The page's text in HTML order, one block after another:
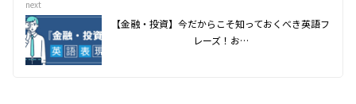
next
【金融・投資】今だからこそ知っておくべき英語フ
レーズ！お…